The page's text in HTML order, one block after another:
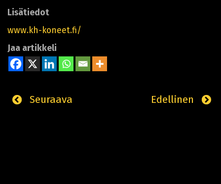
Lisätiedot
www.kh-koneet.fi/
Jaa artikkeli
Edellinen
Seuraava